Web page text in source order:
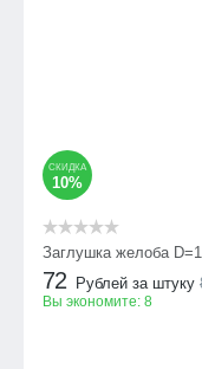
СКИДКА
10%
Заглушка желоба
72 Рублей за штуку
Вы экономите: 8